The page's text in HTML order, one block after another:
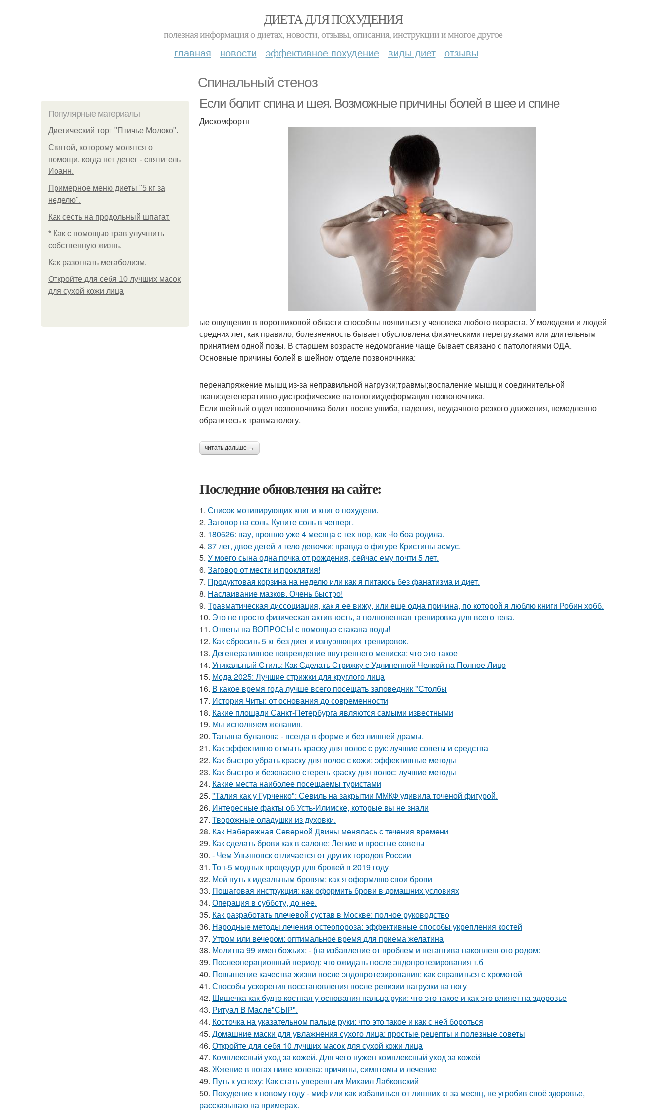
ДИЕТА ДЛЯ ПОХУДЕНИЯ
полезная информация о диетах, новости, отзывы, описания, инструкции и многое другое
главная новости эффективное похудение виды диет отзывы
Спинальный стеноз
Популярные материалы
Диетический торт "Птичье Молоко".
Святой, которому молятся о
помощи, когда нет денег - святитель
Иоанн.
Примерное меню диеты "5 кг за
неделю".
Как сесть на продольный шпагат.
* Как с помощью трав улучшить
собственную жизнь.
Как разогнать метаболизм.
Откройте для себя 10 лучших масок
для сухой кожи лица
Если болит спина и шея. Возможные причины болей в шее и спине
Дискомфортн
ые ощущения в воротниковой области способны появиться у человека любого возраста. У молодежи и людей
средних лет, как правило, болезненность бывает обусловлена физическими перегрузками или длительным
принятием одной позы. В старшем возрасте недомогание чаще бывает связано с патологиями ОДА.
Основные причины болей в шейном отделе позвоночника:
перенапряжение мышц из-за неправильной нагрузки;травмы;воспаление мышц и соединительной
ткани;дегенеративно-дистрофические патологии;деформация позвоночника.
Если шейный отдел позвоночника болит после ушиба, падения, неудачного резкого движения, немедленно
обратитесь к травматологу.
читать дальше →
Последние обновления на сайте:
1. Список мотивирующих книг и книг о похудени.
2. Заговор на соль. Купите соль в четверг.
3. 180626: вау, прошло уже 4 месяца с тех пор, как Чо боа родила.
4. 37 лет, двое детей и тело девочки: правда о фигуре Кристины асмус.
5. У моего сына одна почка от рождения, сейчас ему почти 5 лет.
6. Заговор от мести и проклятия!
7. Продуктовая корзина на неделю или как я питаюсь без фанатизма и диет.
8. Наслаивание мазков. Очень быстро!
9. Травматическая диссоциация, как я ее вижу, или еще одна причина, по которой я люблю книги Робин хобб.
10. Это не просто физическая активность, а полноценная тренировка для всего тела.
11. Ответы на ВОПРОСЫ с помощью стакана воды!
12. Как сбросить 5 кг без диет и изнуряющих тренировок.
13. Дегенеративное повреждение внутреннего мениска: что это такое
14. Уникальный Стиль: Как Сделать Стрижку с Удлиненной Челкой на Полное Лицо
15. Мода 2025: Лучшие стрижки для круглого лица
16. В какое время года лучше всего посещать заповедник "Столбы
17. История Читы: от основания до современности
18. Какие площади Санкт-Петербурга являются самыми известными
19. Мы исполняем желания.
20. Татьяна буланова - всегда в форме и без лишней драмы.
21. Как эффективно отмыть краску для волос с рук: лучшие советы и средства
22. Как быстро убрать краску для волос с кожи: эффективные методы
23. Как быстро и безопасно стереть краску для волос: лучшие методы
24. Какие места наиболее посещаемы туристами
25. "Талия как у Гурченко": Севиль на закрытии ММКФ удивила точеной фигурой.
26. Интересные факты об Усть-Илимске, которые вы не знали
27. Творожные оладушки из духовки.
28. Как Набережная Северной Двины менялась с течения времени
29. Как сделать брови как в салоне: Легкие и простые советы
30. - Чем Ульяновск отличается от других городов России
31. Топ-5 модных процедур для бровей в 2019 году
32. Мой путь к идеальным бровям: как я оформляю свои брови
33. Пошаговая инструкция: как оформить брови в домашних условиях
34. Операция в субботу, до нее.
35. Как разработать плечевой сустав в Москве: полное руководство
36. Народные методы лечения остеопороза: эффективные способы укрепления костей
37. Утром или вечером: оптимальное время для приема желатина
38. Молитва 99 имен божьих: - (на избавление от проблем и негаптива накопленного родом:
39. Послеоперационный период: что ожидать после эндопротезирования т.б
40. Повышение качества жизни после эндопротезирования: как справиться с хромотой
41. Способы ускорения восстановления после ревизии нагрузки на ногу
42. Шишечка как будто костная у основания пальца руки: что это такое и как это влияет на здоровье
43. Ритуал В Масле"СЫР".
44. Косточка на указательном пальце руки: что это такое и как с ней бороться
45. Домашние маски для увлажнения сухого лица: простые рецепты и полезные советы
46. Откройте для себя 10 лучших масок для сухой кожи лица
47. Комплексный уход за кожей. Для чего нужен комплексный уход за кожей
48. Жжение в ногах ниже колена: причины, симптомы и лечение
49. Путь к успеху: Как стать уверенным Михаил Лабковский
50. Похудение к новому году - миф или как избавиться от лишних кг за месяц, не угробив своё здоровье,
рассказываю на примерах.